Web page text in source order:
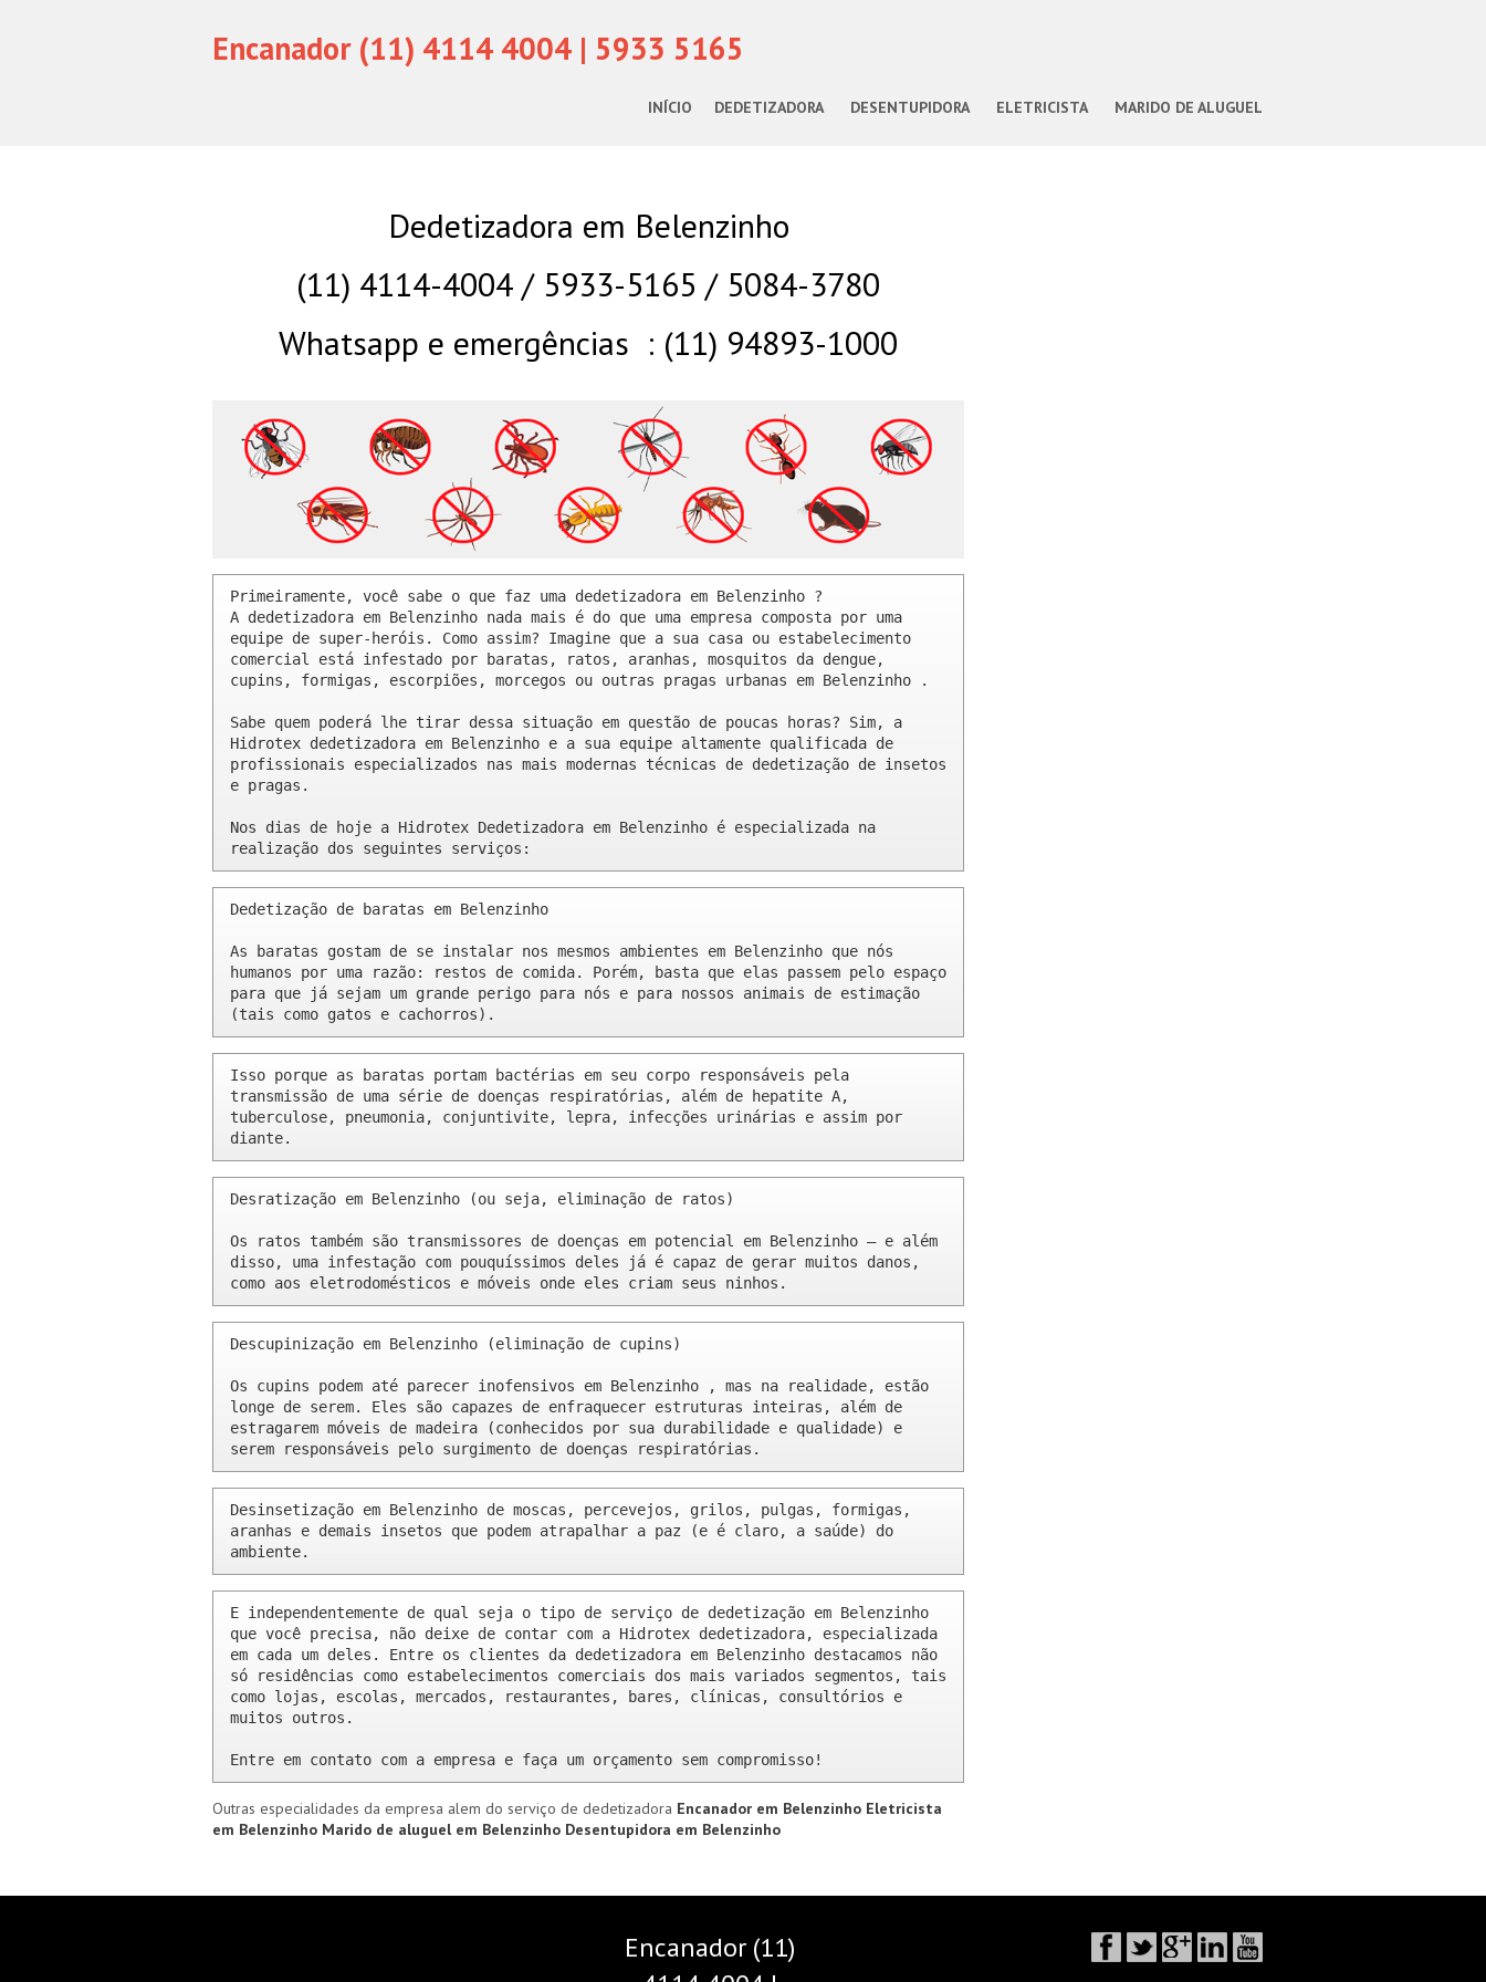
Encanador (11) 4114 4004 | 5933 5165
INÍCIO DEDETIZADORA DESENTUPIDORA ELETRICISTA MARIDO DE ALUGUEL
Dedetizadora em Belenzinho
(11) 4114-4004 / 5933-5165 / 5084-3780
Whatsapp e emergências : (11) 94893-1000
Primeiramente, você sabe o que faz uma dedetizadora em Belenzinho ?
A dedetizadora em Belenzinho nada mais é do que uma empresa composta por uma
equipe de super-heróis. Como assim? Imagine que a sua casa ou estabelecimento
comercial está infestado por baratas, ratos, aranhas, mosquitos da dengue,
cupins, formigas, escorpiões, morcegos ou outras pragas urbanas em Belenzinho .
Sabe quem poderá lhe tirar dessa situação em questão de poucas horas? Sim, a
Hidrotex dedetizadora em Belenzinho e a sua equipe altamente qualificada de
profissionais especializados nas mais modernas técnicas de dedetização de insetos
e pragas.
Nos dias de hoje a Hidrotex Dedetizadora em Belenzinho é especializada na
realização dos seguintes serviços:
Dedetização de baratas em Belenzinho
As baratas gostam de se instalar nos mesmos ambientes em Belenzinho que nós
humanos por uma razão: restos de comida. Porém, basta que elas passem pelo espaço
para que já sejam um grande perigo para nós e para nossos animais de estimação
(tais como gatos e cachorros).
Isso porque as baratas portam bactérias em seu corpo responsáveis pela
transmissão de uma série de doenças respiratórias, além de hepatite A,
tuberculose, pneumonia, conjuntivite, lepra, infecções urinárias e assim por
diante.
Desratização em Belenzinho (ou seja, eliminação de ratos)
Os ratos também são transmissores de doenças em potencial em Belenzinho – e além
disso, uma infestação com pouquíssimos deles já é capaz de gerar muitos danos,
como aos eletrodomésticos e móveis onde eles criam seus ninhos.
Descupinização em Belenzinho (eliminação de cupins)
Os cupins podem até parecer inofensivos em Belenzinho , mas na realidade, estão
longe de serem. Eles são capazes de enfraquecer estruturas inteiras, além de
estragarem móveis de madeira (conhecidos por sua durabilidade e qualidade) e
serem responsáveis pelo surgimento de doenças respiratórias.
Desinsetização em Belenzinho de moscas, percevejos, grilos, pulgas, formigas,
aranhas e demais insetos que podem atrapalhar a paz (e é claro, a saúde) do
ambiente.
E independentemente de qual seja o tipo de serviço de dedetização em Belenzinho
que você precisa, não deixe de contar com a Hidrotex dedetizadora, especializada
em cada um deles. Entre os clientes da dedetizadora em Belenzinho destacamos não
só residências como estabelecimentos comerciais dos mais variados segmentos, tais
como lojas, escolas, mercados, restaurantes, bares, clínicas, consultórios e
muitos outros.
Entre em contato com a empresa e faça um orçamento sem compromisso!
Outras especialidades da empresa alem do serviço de dedetizadora Encanador em Belenzinho Eletricista
em Belenzinho Marido de aluguel em Belenzinho Desentupidora em Belenzinho
Encanador (11)